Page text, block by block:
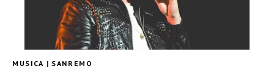
MUSICA | SANREMO